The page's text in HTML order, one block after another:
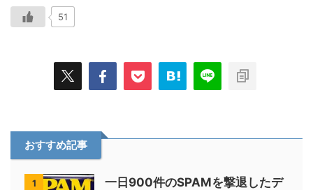
51
おすすめ記事
1
一日900件のSPAMを撃退したデ